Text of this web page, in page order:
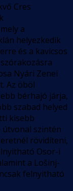
Cres
a
helyezkedik
és a kavicsos
Nyári Zenei
Az öböl
bérhajó járja,
szabad helyed
kisebb
útvonal szintén
rövidíteni,
Osor-i
a Lošinj-
felnyitható